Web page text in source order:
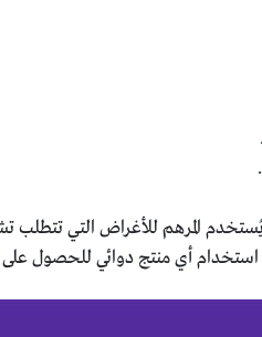
المرهم للأغراض التي تتطلب
أي منتج دوائي للحصول